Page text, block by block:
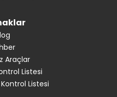
Araçlar
Listesi
Listesi